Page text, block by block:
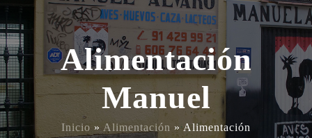
Alimentación
Manuel
Inicio » Alimentación »Alimentación